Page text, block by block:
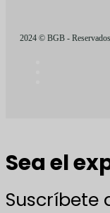
2024 © BGB -
Sea el
Suscríbete